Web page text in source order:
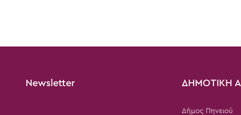
Newsletter ΔΗΜΟΤΙΚΗ
Δήμος Πηνειού